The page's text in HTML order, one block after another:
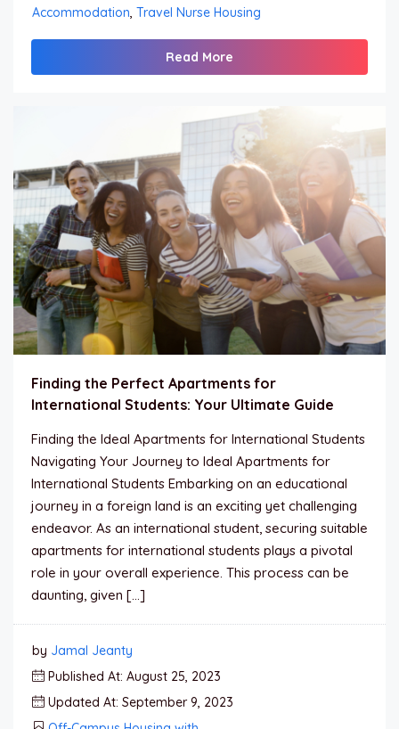
Accommodation, Travel Nurse Housing
Read More
Finding the Perfect Apartments for
International Students: Your Ultimate Guide
Finding the Ideal Apartments for International Students
Navigating Your Journey to Ideal Apartments for
International Students Embarking on an educational
journey in a foreign land is an exciting yet challenging
endeavor. As an international student, securing suitable
apartments for international students plays a pivotal
role in your overall experience. This process can be
daunting, given […]
by Jamal Jeanty
Published At: August 25, 2023
Updated At: September 9, 2023